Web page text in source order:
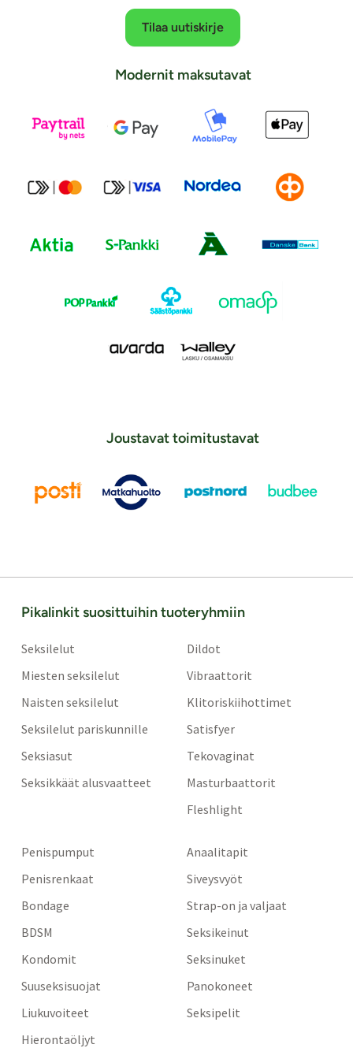
Tilaa uutiskirje
Modernit maksutavat
Joustavat toimitustavat
Pikalinkit suosittuihin tuoteryhmiin
Seksilelut
Miesten seksilelut
Naisten seksilelut
Seksilelut pariskunnille
Seksiasut
Seksikkäät alusvaatteet
Dildot
Vibraattorit
Klitoriskiihottimet
Satisfyer
Tekovaginat
Masturbaattorit
Fleshlight
Penispumput
Penisrenkaat
Bondage
BDSM
Kondomit
Suuseksisuojat
Liukuvoiteet
Hierontaöljyt
Anaalitapit
Siveysvyöt
Strap-on ja valjaat
Seksikeinut
Seksinuket
Panokoneet
Seksipelit